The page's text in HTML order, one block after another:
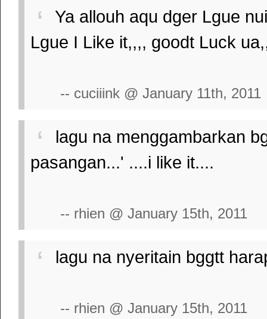
Ya allouh aqu dger Lgue
Lgue I Like it,,,, goodt Luck
-- cuciiink @ January 11th, 2011
lagu na menggambarkan
pasangan...' ....i like it....
-- rhien @ January 15th, 2011
lagu na nyeritain bggtt
-- rhien @ January 15th, 2011